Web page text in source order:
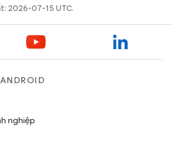
2026-07-15 UTC.
nghiệp